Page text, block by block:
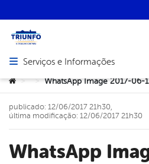
Abrir menu principal de
Serviços e Informações
Você está aqui:
> > WhatsApp Image 2017-06-
WhatsApp Image 2017-06-
publicado: 12/06/2017 21h30,
última modificação: 12/06/2017 21h30